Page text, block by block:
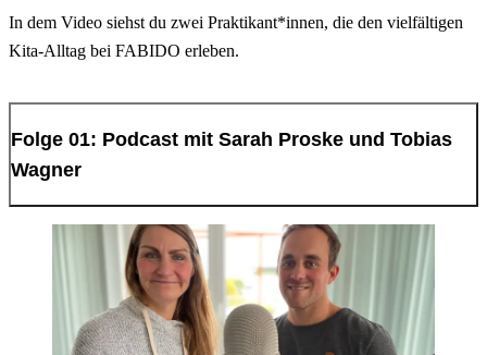
In dem Video siehst du zwei Praktikant*innen, die den vielfältigen
Kita-Alltag bei FABIDO erleben.
Folge 01: Podcast mit Sarah Proske und Tobias
Wagner